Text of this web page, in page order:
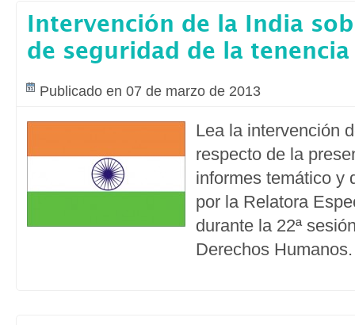
Intervención de la India
de seguridad de la tenencia
Publicado en 07 de marzo de 2013
Lea la intervención
respecto de la
informes temático y
por la Relatora
durante la 22ª
Derechos Humanos.